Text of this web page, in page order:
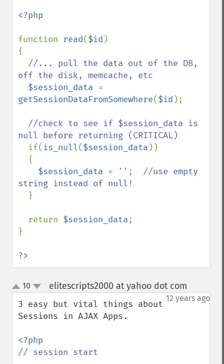
<?php
function read($id )
{
//... pull the data out of the DB,
off the disk, memcache, etc
$session_data
getSessionDataFromSomewhere($id );
//check to see if $session_data is
null before returning (CRITICAL)
if( is_null($session_data ))
$session_data = '' ; //use empty
string instead of null!
}
  return
$session_data;
}
?>
up
down
10 elitescripts2000 at yahoo dot com
12 years ago
3 easy but vital things about
Sessions in AJAX Apps.
// session start